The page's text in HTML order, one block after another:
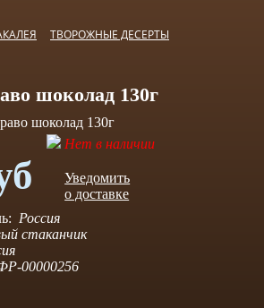
ТВОРОЖНЫЕ ДЕСЕРТЫ
шоколад 130г
Нет в наличии
Уведомить
о доставке
Россия
стаканчик
00000256